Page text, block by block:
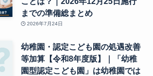
までの準備総まとめ
2026年7月24日
幼稚園・認定こども園の処遇改善
等加算【令和8年度版】｜「幼稚
園型認定こども園」は幼稚園では